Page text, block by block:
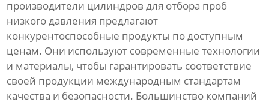
производители цилиндров для отбора проб
низкого давления предлагают
конкурентоспособные продукты по доступным
ценам. Они используют современные технологии
и материалы, чтобы гарантировать соответствие
своей продукции международным стандартам
качества и безопасности. Большинство компаний